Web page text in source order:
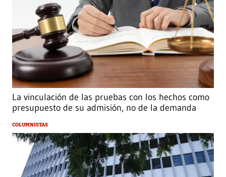
La vinculación de las pruebas con los hechos como
presupuesto de su admisión, no de la demanda
COLUMNISTAS